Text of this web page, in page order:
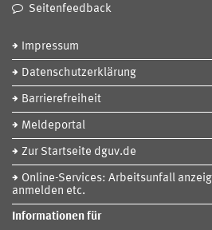
Seitenfeedback
Impressum
Datenschutzerklärung
Barrierefreiheit
Meldeportal
Zur Startseite dguv.de
Online-Services: Arbeitsunfall
anmelden etc.
Informationen für